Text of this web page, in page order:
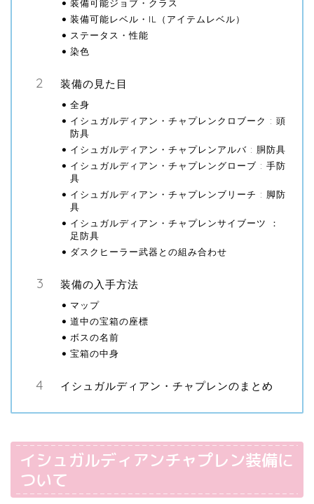
装備可能ジョブ・クラス
装備可能レベル・IL（アイテムレベル）
ステータス・性能
染色
装備の見た目
全身
イシュガルディアン・チャプレンクロブーク : 頭
防具
イシュガルディアン・チャプレンアルバ : 胴防具
イシュガルディアン・チャプレングローブ : 手防
具
イシュガルディアン・チャプレンブリーチ : 脚防
具
イシュガルディアン・チャプレンサイブーツ ：
足防具
ダスクヒーラー武器との組み合わせ
装備の入手方法
マップ
道中の宝箱の座標
ボスの名前
宝箱の中身
イシュガルディアン・チャプレンのまとめ
イシュガルディアンチャプレン装備に
ついて